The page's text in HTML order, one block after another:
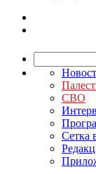
СВО
Сетка